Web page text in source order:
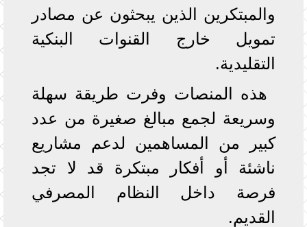
والمبتكرين الذين يبحثون عن مصادر
تمويل خارج القنوات البنكية
التقليدية.
هذه المنصات وفرت طريقة سهلة
وسريعة لجمع مبالغ صغيرة من عدد
كبير من المساهمين لدعم مشاريع
ناشئة أو أفكار مبتكرة قد لا تجد
فرصة داخل النظام المصرفي
القديم.